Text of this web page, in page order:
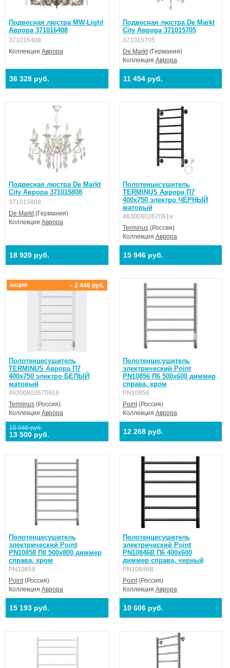
Подвесная люстра MW-Light
Аврора 371016408
371016408
Коллекция Аврора
36 328 руб.
Подвесная люстра De Markt
City Аврора 371015705
371015705
De Markt(Германия)
Коллекция Аврора
11 454 руб.
Подвесная люстра De Markt
City Аврора 371015808
371015808
De Markt(Германия)
Коллекция Аврора
18 920 руб.
Полотенцесушитель
TERMINUS Аврора П7
400х750 электро ЧЕРНЫЙ
матовый
4630080267091ч
Terminus(Россия)
Коллекция Аврора
15 946 руб.
Полотенцесушитель
TERMINUS Аврора П7
400х750 электро БЕЛЫЙ
матовый
4630080267091б
Terminus (Россия)
Коллекция Аврора
15 946 руб.
13 500 руб.
– 2 446 руб.
АКЦИЯ
Полотенцесушитель
электрический Point
PN10856 П6 500x600 диммер
справа, хром
PN10856
Point(Россия)
Коллекция Аврора
12 268 руб.
Полотенцесушитель
электрический Point
PN10858 П8 500x800 диммер
справа, хром
PN10858
Point(Россия)
Коллекция Аврора
15 193 руб.
Полотенцесушитель
электрический Point
PN10846B П6 400x600
диммер справа, черный
PN10846B
Point(Россия)
Коллекция Аврора
10 606 руб.